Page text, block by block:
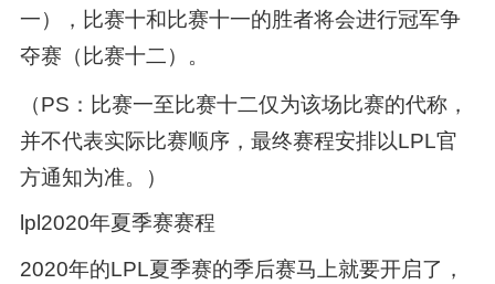
一），比赛十和比赛十一的胜者将会进行冠军争
夺赛（比赛十二）。
（PS：比赛一至比赛十二仅为该场比赛的代称，
并不代表实际比赛顺序，最终赛程安排以LPL官
方通知为准。）
lpl2020年夏季赛赛程
2020年的LPL夏季赛的季后赛马上就要开启了，